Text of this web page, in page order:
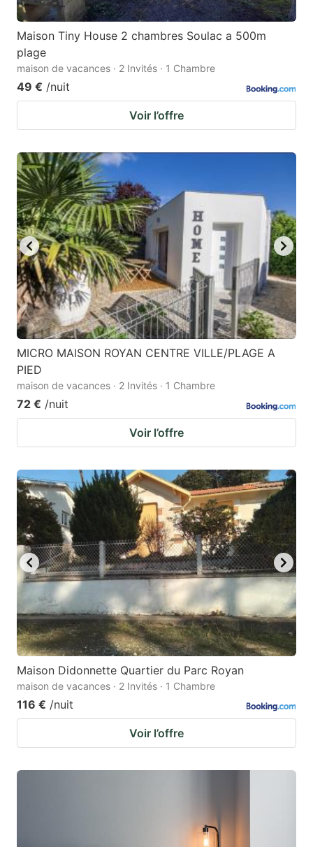
Maison Tiny House 2 chambres Soulac a 500m
plage
maison de vacances · 2 Invités · 1 Chambre
49 € /nuit
Voir l’offre
MICRO MAISON ROYAN CENTRE VILLE/PLAGE A
PIED
maison de vacances · 2 Invités · 1 Chambre
72 € /nuit
Voir l’offre
Maison Didonnette Quartier du Parc Royan
maison de vacances · 2 Invités · 1 Chambre
116 € /nuit
Voir l’offre